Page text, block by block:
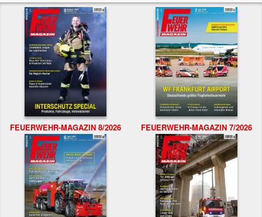
FEUERWEHR-MAGAZIN 8/2026 FEUERWEHR-MAGAZIN 7/2026